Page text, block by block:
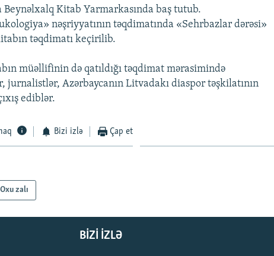
Kitab Yarmarkasında baş tutub.
nəşriyyatının təqdimatında «Sehrbazlar dərəsi»
təqdimatı keçirilib.
müəllifinin də qatıldığı təqdimat mərasimində
jurnalistlər, Azərbaycanın Litvadakı diaspor təşkilatının
ediblər.
Bizi izlə Çap et
Oxu zalı
BIZI IZLƏ